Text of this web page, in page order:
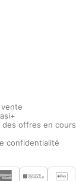
offres en cours
confidentialité